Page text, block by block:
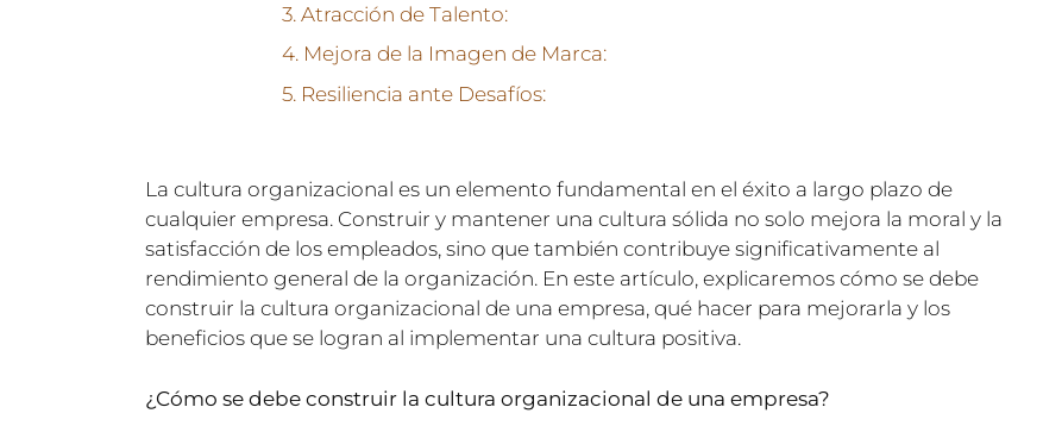
3. Atracción de Talento:
4. Mejora de la Imagen de Marca:
5. Resiliencia ante Desafíos:
La cultura organizacional es un elemento fundamental en el éxito a largo plazo de
cualquier empresa. Construir y mantener una cultura sólida no solo mejora la moral y la
satisfacción de los empleados, sino que también contribuye significativamente al
rendimiento general de la organización. En este artículo, explicaremos cómo se debe
construir la cultura organizacional de una empresa, qué hacer para mejorarla y los
beneficios que se logran al implementar una cultura positiva.
¿Cómo se debe construir la cultura organizacional de una empresa?